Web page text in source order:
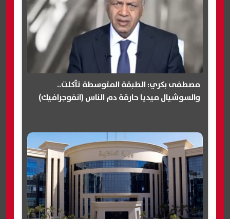
مصطفى بكري: الطبقة المتوسطة تآكلت..
والسوشيال ميديا حارقة دم الناس (انفوجرافيك)